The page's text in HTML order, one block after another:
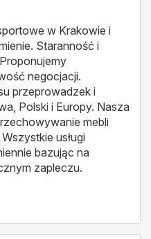
w Krakowie i
Staranność i
negocjacji.
przeprowadzek i
Polski i Europy. Nasza
mebli
usługi
bazując na
zapleczu.